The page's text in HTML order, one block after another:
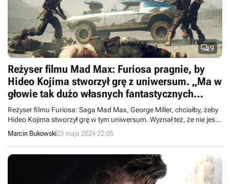
9
Reżyser filmu Mad Max: Furiosa pragnie, by
Hideo Kojima stworzył grę z uniwersum. „Ma w
głowie tak dużo własnych fantastycznych
pomysłów, że nie mógłbym go o to poprosić”
Reżyser filmu Furiosa: Saga Mad Max, George Miller, chciałby, żeby
Hideo Kojima stworzył grę w tym uniwersum. Wyznał też, że nie jest
zadowolony z tego, jak wyszła poprzednia produkcja.
Marcin Bukowski23 maja 2024 22:05